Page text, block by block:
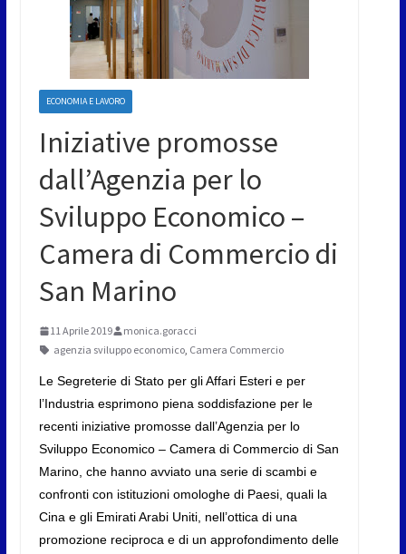
ECONOMIA E LAVORO
Iniziative promosse
dall’Agenzia per lo
Sviluppo Economico –
Camera di Commercio di
San Marino
11 Aprile 2019
monica.goracci
agenzia sviluppo economico, Camera Commercio
Le Segreterie di Stato per gli Affari Esteri e per
l’Industria esprimono piena soddisfazione per le
recenti iniziative promosse dall’Agenzia per lo
Sviluppo Economico – Camera di Commercio di San
Marino, che hanno avviato una serie di scambi e
confronti con istituzioni omologhe di Paesi, quali la
Cina e gli Emirati Arabi Uniti, nell’ottica di una
promozione reciproca e di un approfondimento delle